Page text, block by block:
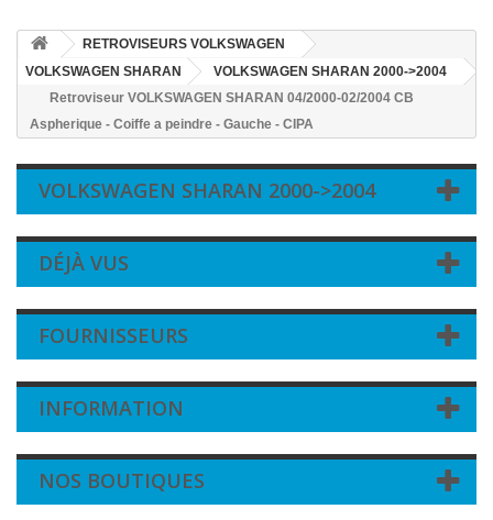
RETROVISEURS VOLKSWAGEN
VOLKSWAGEN SHARAN
VOLKSWAGEN SHARAN 2000->2004
Retroviseur VOLKSWAGEN SHARAN 04/2000-02/2004 CB
Aspherique - Coiffe a peindre - Gauche - CIPA
VOLKSWAGEN SHARAN 2000->2004
DÉJÀ VUS
FOURNISSEURS
INFORMATION
NOS BOUTIQUES